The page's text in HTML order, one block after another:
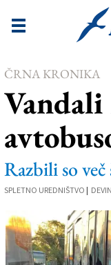
Novice
Goriška
Kultura
Šport
Še
Vreme
V Kioskih
ČRNA KRONIKA
Razbili so
SPLETNO UREDNIŠTVO |